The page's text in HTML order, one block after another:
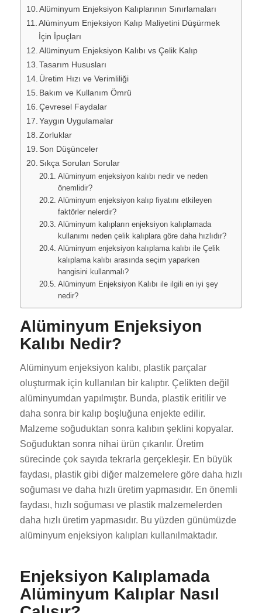
Alüminyum Enjeksiyon Kalıplarının Sınırlamaları
Alüminyum Enjeksiyon Kalıp Maliyetini Düşürmek
İçin İpuçları
Alüminyum Enjeksiyon Kalıbı vs Çelik Kalıp
Tasarım Hususları
Üretim Hızı ve Verimliliği
Bakım ve Kullanım Ömrü
Çevresel Faydalar
Yaygın Uygulamalar
Zorluklar
Son Düşünceler
Sıkça Sorulan Sorular
Alüminyum enjeksiyon kalıbı nedir ve neden
önemlidir?
Alüminyum enjeksiyon kalıp fiyatını etkileyen
faktörler nelerdir?
Alüminyum kalıpların enjeksiyon kalıplamada
kullanımı neden çelik kalıplara göre daha hızlıdır?
Alüminyum enjeksiyon kalıplama kalıbı ile Çelik
kalıplama kalıbı arasında seçim yaparken
hangisini kullanmalı?
Alüminyum Enjeksiyon Kalıbı ile ilgili en iyi şey
nedir?
Alüminyum Enjeksiyon
Kalıbı Nedir?
Alüminyum enjeksiyon kalıbı, plastik parçalar
oluşturmak için kullanılan bir kalıptır. Çelikten değil
alüminyumdan yapılmıştır. Bunda, plastik eritilir ve
daha sonra bir kalıp boşluğuna enjekte edilir.
Malzeme soğuduktan sonra kalıbın şeklini kopyalar.
Soğuduktan sonra nihai ürün çıkarılır. Üretim
sürecinde çok sayıda tekrarla gerçekleşir. En büyük
faydası, plastik gibi diğer malzemelere göre daha hızlı
soğuması ve daha hızlı üretim yapmasıdır. En önemli
faydası, hızlı soğuması ve plastik malzemelerden
daha hızlı üretim yapmasıdır. Bu yüzden günümüzde
alüminyum enjeksiyon kalıpları kullanılmaktadır.
Enjeksiyon Kalıplamada
Alüminyum Kalıplar Nasıl